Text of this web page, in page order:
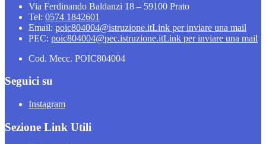
Via Ferdinando Baldanzi 18 – 59100 Prato
Tel: 0574 1842601
Email: poic804004@istruzione.itLink per inviare una mail
PEC: poic804004@pec.istruzione.itLink per inviare una mail
Cod. Mecc. POIC804004
Seguici su
Instagram
Sezione Link Utili